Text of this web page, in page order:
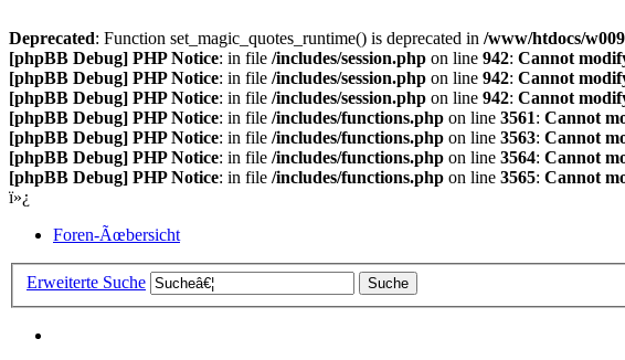
Deprecated: Function set_magic_quotes_runtime() is deprecated in /www/htdocs/
[phpBB Debug] PHP Notice: in file /includes/session.php on line 942: Cannot
[phpBB Debug] PHP Notice: in file /includes/session.php on line 942: Cannot
[phpBB Debug] PHP Notice: in file /includes/session.php on line 942: Cannot
[phpBB Debug] PHP Notice: in file /includes/functions.php on line 3561: Cannot
[phpBB Debug] PHP Notice: in file /includes/functions.php on line 3563: Cannot
[phpBB Debug] PHP Notice: in file /includes/functions.php on line 3564: Cannot
[phpBB Debug] PHP Notice: in file /includes/functions.php on line 3565: Cannot
ï»¿
Foren-Ãœbersicht
Erweiterte Suche